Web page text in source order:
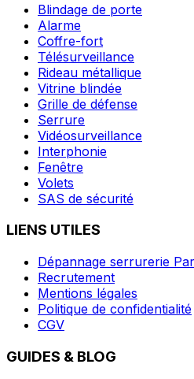
Blindage de porte
Alarme
Coffre-fort
Télésurveillance
Rideau métallique
Vitrine blindée
Grille de défense
Serrure
Vidéosurveillance
Interphonie
Fenêtre
Volets
SAS de sécurité
LIENS UTILES
Dépannage serrurerie
Recrutement
Mentions légales
Politique de confidentialité
CGV
GUIDES & BLOG